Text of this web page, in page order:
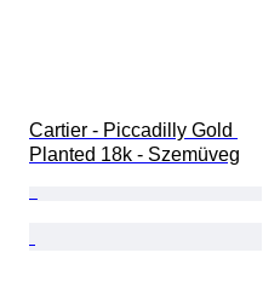
Cartier - Piccadilly Gold
Planted 18k - Szemüveg